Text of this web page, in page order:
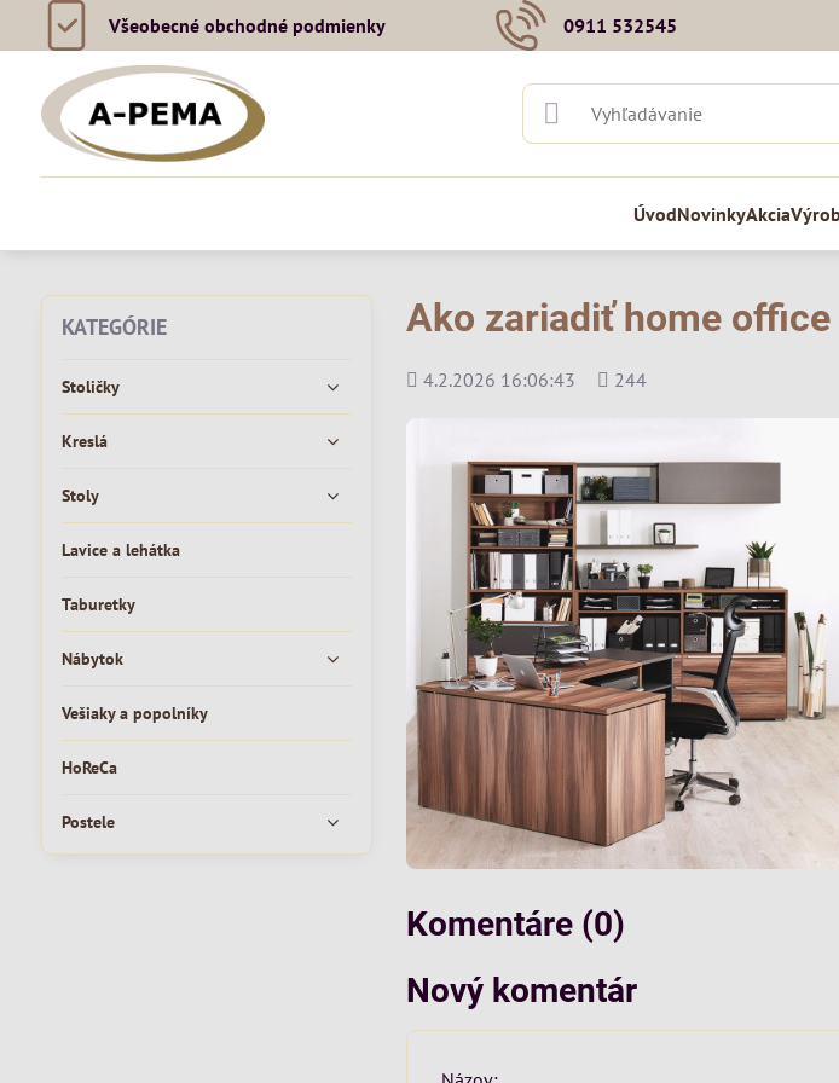
Všeobecné obchodné podmienky 0911 532545
ÚvodNovinkyAkcia
Ako zariadiť home office
Pridané
4.2.2026 16:06:43
Počet
244
Komentáre (0)
Nový komentár
KATEGÓRIE
Stoličky
Kreslá
Stoly
Lavice a lehátka
Taburetky
Nábytok
Vešiaky a popolníky
HoReCa
Postele